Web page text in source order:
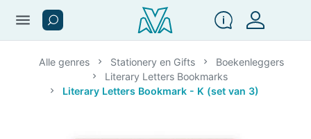
menu
Alle genres Stationery en Gifts
Boekenleggers
Literary Letters Bookmarks
Literary Letters Bookmark - K (set van 3)